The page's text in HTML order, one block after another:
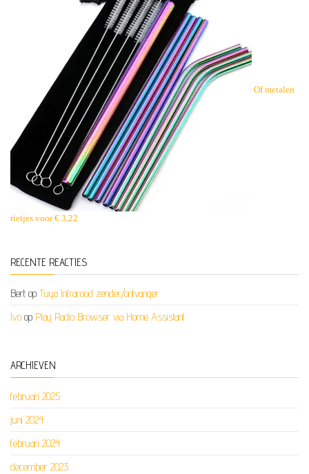
Of metalen
rietjes voor € 3,22
RECENTE REACTIES
Bert op Tuya Infrarood zender/ontvanger
Ivo op Play Radio Browser via Home Assistant
ARCHIEVEN
februari 2025
juni 2024
februari 2024
december 2023